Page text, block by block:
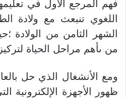
فهم المرجع الأول في
اللغوي تنبعث مع ولادة
الشهر الثامن من الولادة
من ىأهم مراحل الحياة
ومع الأنشغال الذي حل
ظهور الأجهزة الإلكترونية